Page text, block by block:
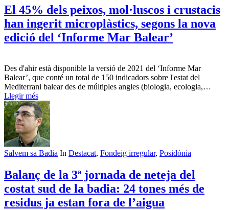
El 45% dels peixos, mol·luscos i crustacis
han ingerit microplàstics, segons la nova
edició del ‘Informe Mar Balear’
Des d'ahir està disponible la versió de 2021 del ‘Informe Mar
Balear’, que conté un total de 150 indicadors sobre l'estat del
Mediterrani balear des de múltiples angles (biologia, ecologia,…
Llegir més
Salvem sa Badia In Destacat, Fondeig irregular, Posidònia
Balanç de la 3ª jornada de neteja del
costat sud de la badia: 24 tones més de
residus ja estan fora de l’aigua